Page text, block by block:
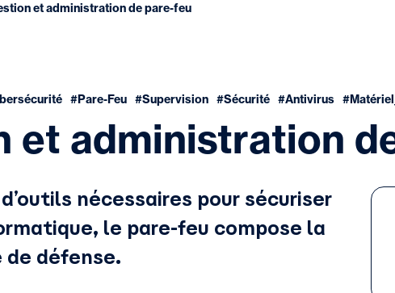
et administration de pare-feu
#Pare-Feu #Supervision #Sécurité #Antivirus
et administration
nécessaires pour sécuriser
le pare-feu compose la
de défense.